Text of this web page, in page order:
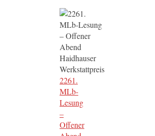
2261.
MLb-
Lesung
–
Offener